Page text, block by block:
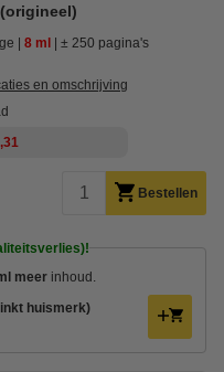
8 ml ± 250 pagina's
en omschrijving
Bestellen
meer inhoud.
huismerk)